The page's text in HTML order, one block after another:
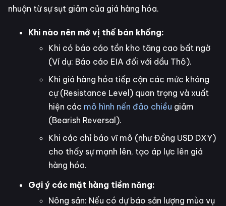
nhuận từ sự sụt giảm của giá hàng hóa.
Khi nào nên mở vị thế bán khống:
Khi có báo cáo tồn kho tăng cao bất ngờ
(Ví dụ: Báo cáo EIA đối với dầu Thô).
Khi giá hàng hóa tiếp cận các mức kháng
cự (Resistance Level) quan trọng và xuất
hiện các mô hình nến đảo chiều giảm
(Bearish Reversal).
Khi các chỉ báo vĩ mô (như Đồng USD DXY)
cho thấy sự mạnh lên, tạo áp lực lên giá
hàng hóa.
Gợi ý các mặt hàng tiềm năng:
Nông sản: Nếu có dự báo sản lượng mùa vụ